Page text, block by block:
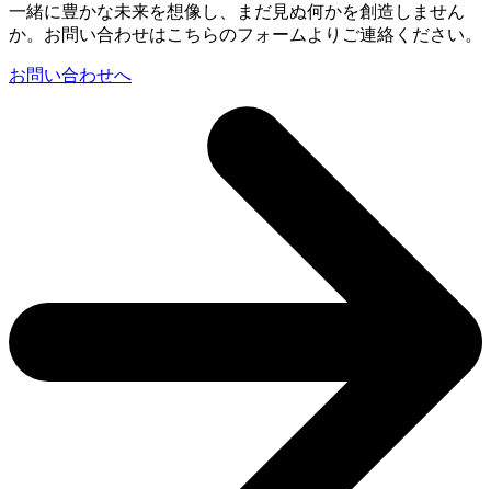
一緒に豊かな未来を想像し、まだ見ぬ何かを創造しません
か。お問い合わせはこちらのフォームよりご連絡ください。
お問い合わせへ